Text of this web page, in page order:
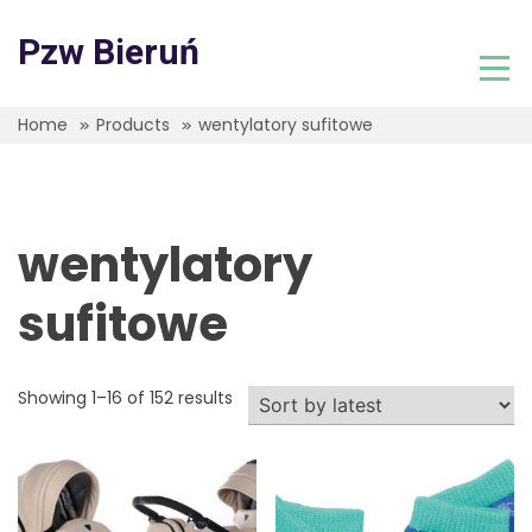
content
Pzw Bieruń
Home Products wentylatory sufitowe
wentylatory
sufitowe
Showing 1–16 of 152 results